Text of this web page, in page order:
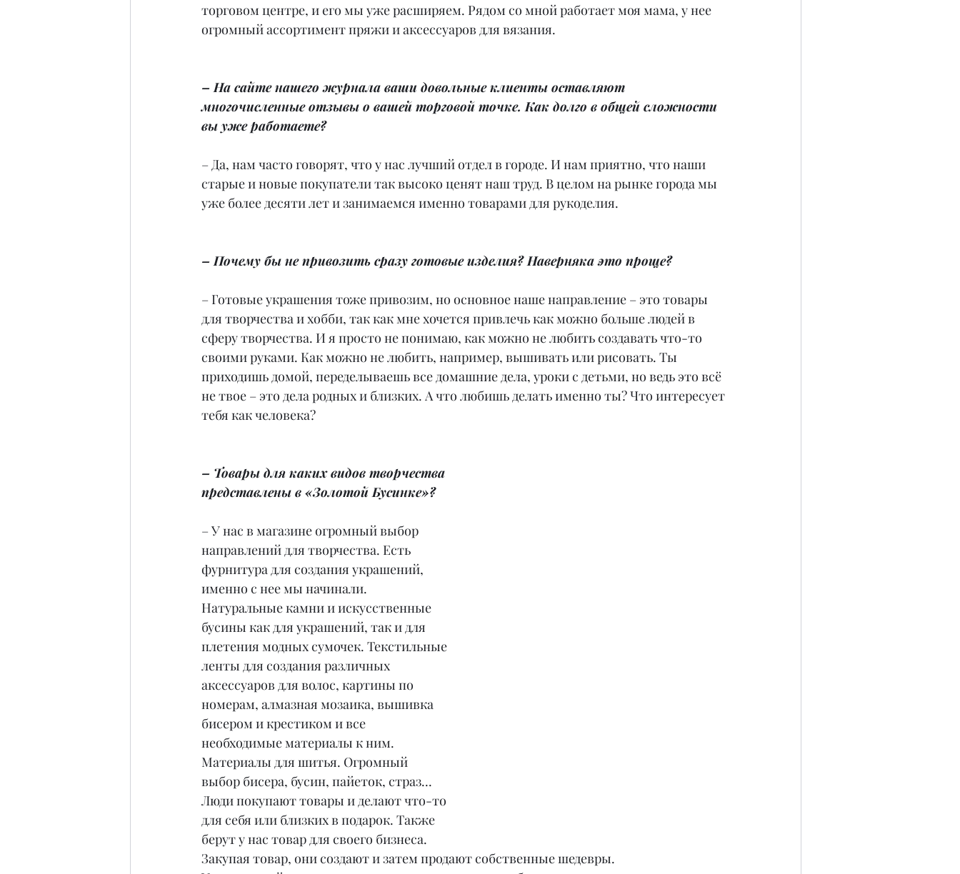
торговом центре, и его мы уже расширяем. Рядом со мной работает моя мама, у нее
огромный ассортимент пряжи и аксессуаров для вязания.
– На сайте нашего журнала ваши довольные клиенты оставляют
многочисленные отзывы о вашей торговой точке. Как долго в общей сложности
вы уже работаете?
– Да, нам часто говорят, что у нас лучший отдел в городе. И нам приятно, что наши
старые и новые покупатели так высоко ценят наш труд. В целом на рынке города мы
уже более десяти лет и занимаемся именно товарами для рукоделия.
– Почему бы не привозить сразу готовые изделия? Наверняка это проще?
– Готовые украшения тоже привозим, но основное наше направление – это товары
для творчества и хобби, так как мне хочется привлечь как можно больше людей в
сферу творчества. И я просто не понимаю, как можно не любить создавать что-то
своими руками. Как можно не любить, например, вышивать или рисовать. Ты
приходишь домой, переделываешь все домашние дела, уроки с детьми, но ведь это всё
не твое – это дела родных и близких. А что любишь делать именно ты? Что интересует
тебя как человека?
– Товары для каких видов творчества
представлены в «Золотой Бусинке»?
– У нас в магазине огромный выбор
направлений для творчества. Есть
фурнитура для создания украшений,
именно с нее мы начинали.
Натуральные камни и искусственные
бусины как для украшений, так и для
плетения модных сумочек. Текстильные
ленты для создания различных
аксессуаров для волос, картины по
номерам, алмазная мозаика, вышивка
бисером и крестиком и все
необходимые материалы к ним.
Материалы для шитья. Огромный
выбор бисера, бусин, пайеток, страз...
Люди покупают товары и делают что-то
для себя или близких в подарок. Также
берут у нас товар для своего бизнеса.
Закупая товар, они создают и затем продают собственные шедевры.